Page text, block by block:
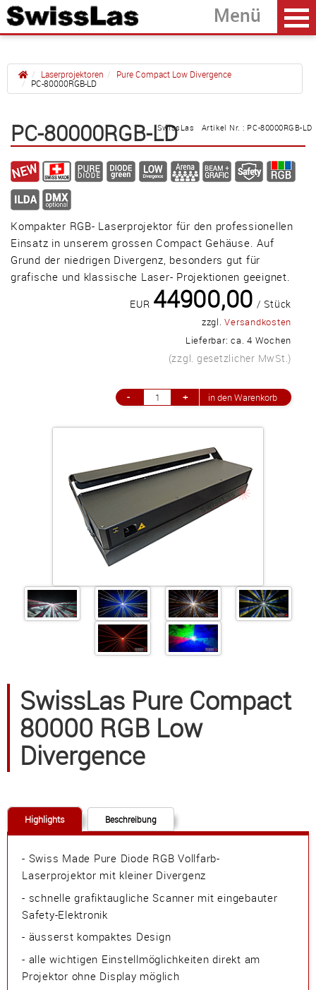
PC-7500RGB-LD
PC-34000RGB-LD
PC-80000RGB-LD
Güller AG
Tägerhardring 7
5436 Würenlos • Switzerland
info@swisslas.ch
+41 (0)56 424 16 71
+41 (0)56 424 13 71
Warenkorb E-Mail Anrufen
Anfahrt vCard Bookmark
Facebook Ebay
Datenschutz
Verwaltet mit HomepageEasy
Laserprojektoren
Pure Compact Low Divergence
PC-80000RGB-LD
SwissLas Artikel Nr. : PC-80000RGB-LD
PC-80000RGB-LD
Kompakter RGB- Laserprojektor für den professionellen
Einsatz in unserem grossen Compact Gehäuse. Auf
Grund der niedrigen Divergenz, besonders gut für
grafische und klassische Laser- Projektionen geeignet.
EUR 44900,00 / Stück
zzgl.Versandkosten
Lieferbar: ca. 4 Wochen
(zzgl. gesetzlicher MwSt.)
SwissLas Pure Compact
80000 RGB Low
Divergence
Highlights Beschreibung
- Swiss Made Pure Diode RGB Vollfarb-
Laserprojektor mit kleiner Divergenz
- schnelle grafiktaugliche Scanner mit eingebauter
Safety-Elektronik
- äusserst kompaktes Design
- alle wichtigen Einstellmöglichkeiten direkt am
Projektor ohne Display möglich